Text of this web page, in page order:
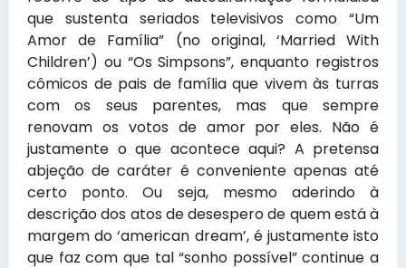
que sustenta seriados televisivos como “Um
Amor de Família” (no original, ‘Married With
Children’) ou “Os Simpsons”, enquanto registros
cômicos de pais de família que vivem às turras
com os seus parentes, mas que sempre
renovam os votos de amor por eles. Não é
justamente o que acontece aqui? A pretensa
abjeção de caráter é conveniente apenas até
certo ponto. Ou seja, mesmo aderindo à
descrição dos atos de desespero de quem está à
margem do ‘american dream’, é justamente isto
que faz com que tal “sonho possível” continue a